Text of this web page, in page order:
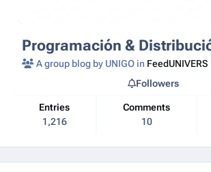
Programación &
A group blog by UNIGO in FeedUNIVERS
Entries
1,216
Comments
10
Followers